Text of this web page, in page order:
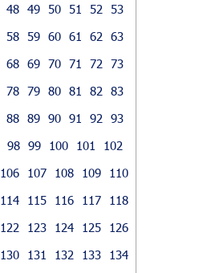
48 49 50 51 52
53
58 59 60 61 62
63
68 69 70 71 72
73
78 79 80 81 82
83
88 89 90 91 92
93
98 99 100 101
102
106 107 108 109
110
114 115 116 117
118
122 123 124 125
126
130 131 132 133
134